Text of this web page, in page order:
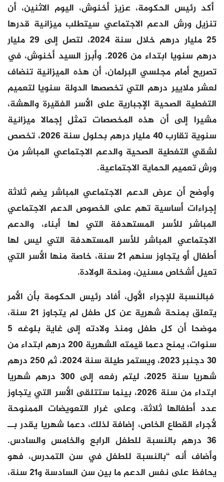
أكد رئيس الحكومة، عزيز أخنوش، اليوم الاثنين، أن
تنزيل ورش الدعم الاجتماعي سيتطلب ميزانية قدرها
25 مليار درهم خلال سنة 2024، لتصل إلى 29 مليار
درهم سنويا ابتداء من 2026. وأبرز السيد أخنوش، في
تصريح أمام مجلسي البرلمان، أن هذه الميزانية تنضاف
لعشر ملايير درهم التي تخصصها الدولة سنويا لتعميم
التغطية الصحية الإجبارية على الأسر الفقيرة والهشة،
مشيرا إلى أن هذه المخصصات تمثل إجمالا ميزانية
سنوية تقارب 40 مليار درهم بحلول سنة 2026، تخصص
لشقي التغطية الصحية والدعم الاجتماعي المباشر من
ورش تعميم الحماية الاجتماعية.
وأوضح أن عرض الدعم الاجتماعي المباشر يضم ثلاثة
إجراءات أساسية تهم على الخصوص الدعم الاجتماعي
المباشر للأسر المستهدفة التي لها أبناء، والدعم
الاجتماعي المباشر للأسر المستهدفة التي ليس لها
أطفال أو يتجاوز سنهم 21 سنة، خاصة منها الأسر التي
تعيل أشخاص مسنين، ومنحة الولادة.
فبالنسبة للإجراء الأول، أفاد رئيس الحكومة بأن الأمر
يتعلق بمنحة شهرية عن كل طفل لم يتجاوز 21 سنة،
موضحا أن كل طفل ومنذ ولادته إلى غاية بلوغه 5
سنوات، يمنح دعما قيمته الشهرية 200 درهم ابتداء من
30 دجنبر 2023، ويستمر طيلة سنة 2024، ثم 250 درهم
شهريا سنة 2025، ليتم رفعه إلى 300 درهم شهريا
ابتداء من سنة 2026، بينما ستتلقى الأسر التي يتجاوز
عدد أطفالها ثلاثة، وعلى غرار التعويضات الممنوحة
لأجراء القطاع الخاص، إضافة لذلك، دعما شهريا يقدر بــ
36 درهم بالنسبة للطفل الرابع والخامس والسادس.
وأضاف أنه “بالنسبة للطفل في سن التمدرس، فهو
يحافظ على نفس الدعم ما بين سن السادسة و21 سنة،